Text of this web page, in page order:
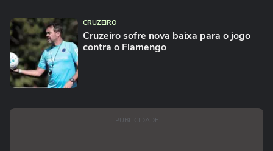
CRUZEIRO
Cruzeiro sofre nova baixa para o jogo
contra o Flamengo
PUBLICIDADE